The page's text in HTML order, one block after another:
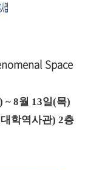
Space
) ~ 8월 13일 (목)
학역사관) 2층